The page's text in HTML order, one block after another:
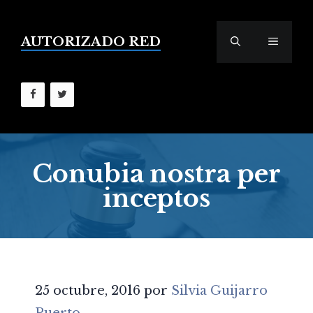
contenido
AUTORIZADO RED MENÚ
Conubia nostra per
inceptos
25 octubre, 2016 por Silvia Guijarro